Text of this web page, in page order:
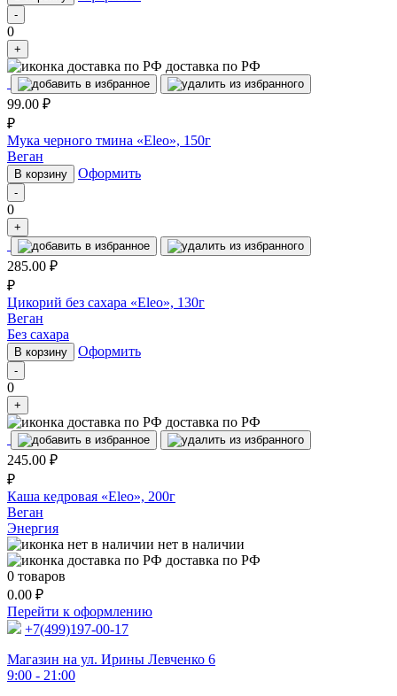
-
0
+
доставка по РФ
99.00 ₽
₽
Мука черного тмина «Eleo», 150г
Веган
В корзину Оформить
-
0
+
285.00 ₽
₽
Цикорий без сахара «Eleo», 130г
Веган
Без сахара
В корзину Оформить
-
0
+
доставка по РФ
245.00 ₽
₽
Каша кедровая «Eleo», 200г
Веган
Энергия
нет в наличии
доставка по РФ
0 товаров
0.00 ₽
Перейти к оформлению
+7(499)197-00-17
Магазин на ул. Ирины Левченко 6
9:00 - 21:00